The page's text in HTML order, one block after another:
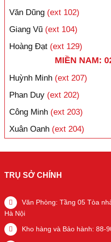
Văn Dũng (ext 102)
Giang Vũ (ext 104)
Hoàng Đạt (ext 129)
MIỀN NAM:
Huỳnh Minh (ext 207)
Phan Duy (ext 202)
Công Minh (ext 203)
Xuân Oanh (ext 204)
TRỤ SỞ CHÍNH
Văn Phòng: Tầng 05 Tòa
Hà Nội
Kho hàng và Bảo hành: 88-